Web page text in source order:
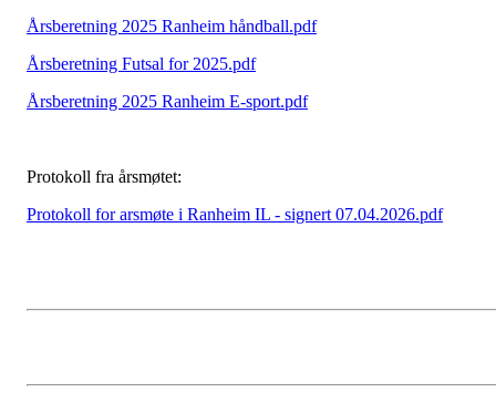
Årsberetning 2025 Ranheim håndball.pdf
Årsberetning Futsal for 2025.pdf
Årsberetning 2025 Ranheim E-sport.pdf
Protokoll fra årsmøtet:
Protokoll for arsmøte i Ranheim IL - signert 07.04.2026.pdf